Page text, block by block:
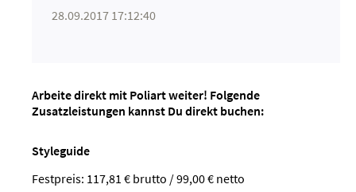
28.09.2017 17:12:40
Arbeite direkt mit Poliart weiter! Folgende
Zusatzleistungen kannst Du direkt buchen:
Styleguide
Festpreis: 117,81 € brutto / 99,00 € netto